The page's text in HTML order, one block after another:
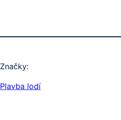
Značky:
Plavba lodí